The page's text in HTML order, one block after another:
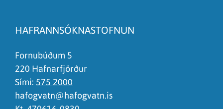
Það er of mikið efni á síðunni
Ég skil ekki efnið, finnst það of flókið
HAFRANNSÓKNASTOFNUN
Fornubúðum 5
220 Hafnarfjörður
Sími: 575 2000
hafogvatn@hafogvatn.is